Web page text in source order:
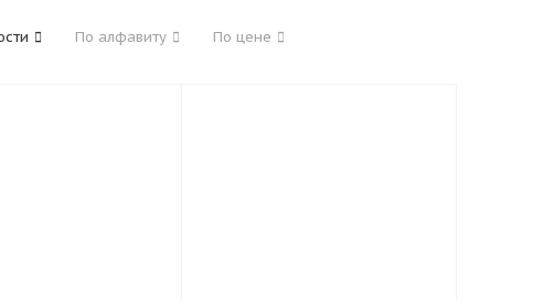
По алфавиту По цене